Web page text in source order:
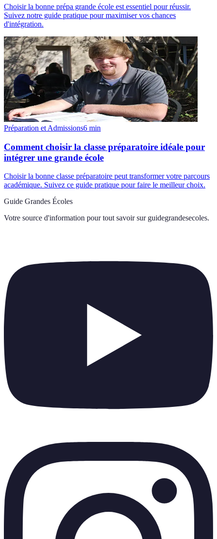
Choisir la bonne prépa grande école est essentiel pour réussir.
Suivez notre guide pratique pour maximiser vos chances
d'intégration.
Préparation et Admissions6 min
Comment choisir la classe préparatoire idéale pour
intégrer une grande école
Choisir la bonne classe préparatoire peut transformer votre parcours
académique. Suivez ce guide pratique pour faire le meilleur choix.
Guide Grandes Écoles
Votre source d'information pour tout savoir sur guidegrandesecoles.